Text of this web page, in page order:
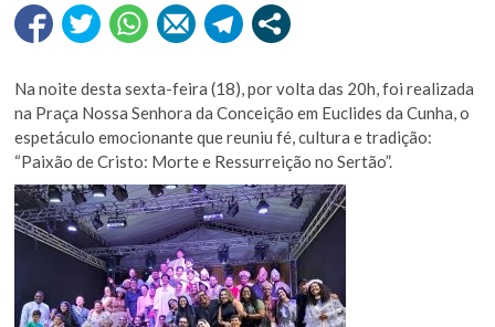
Na noite desta sexta-feira (18), por volta das 20h, foi realizada
na Praça Nossa Senhora da Conceição em Euclides da Cunha, o
espetáculo emocionante que reuniu fé, cultura e tradição:
“Paixão de Cristo: Morte e Ressurreição no Sertão”.